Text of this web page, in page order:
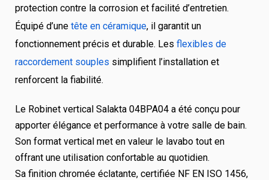
protection contre la corrosion et facilité d’entretien.
Équipé d’une tête en céramique, il garantit un
fonctionnement précis et durable. Les flexibles de
raccordement souples simplifient l’installation et
renforcent la fiabilité.
Le Robinet vertical Salakta 04BPA04 a été conçu pour
apporter élégance et performance à votre salle de bain.
Son format vertical met en valeur le lavabo tout en
offrant une utilisation confortable au quotidien.
Sa finition chromée éclatante, certifiée NF EN ISO 1456,